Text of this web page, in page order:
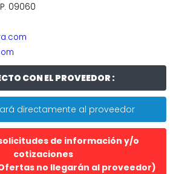
09060
CON EL PROVEEDOR :
directamente al proveedor
solicitudes de información y/o
cotizaciones
no llegarán al proveedor)